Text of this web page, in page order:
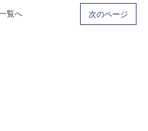
覧へ 次のページ